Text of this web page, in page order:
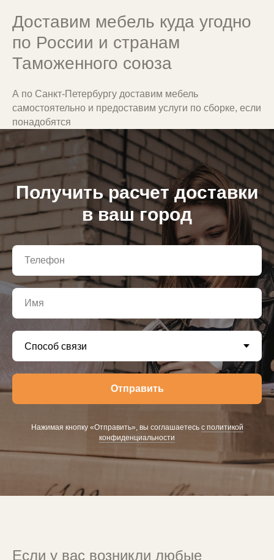
Доставим мебель куда угодно
по России и странам
Таможенного союза
А по Санкт-Петербургу доставим мебель
самостоятельно и предоставим услуги по сборке, если
понадобятся
стоимость
При доставке ТК мы всегда страхуем
груз. Вам не придется самостоятельно
обращаться в страховую компанию
и подписывать лишние документы
Получить расчет доставки
в ваш город
Отправить
Нажимая кнопку «Отправить», вы соглашаетесь с политикой
конфиденциальности
Если у вас возникли любые